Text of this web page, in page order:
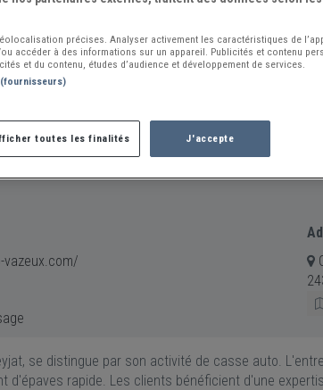
vazeux.com/
se distingue par son activité de casse auto.
d'épaves rapide. Les clients bénéficient d'une
précises. Analyser activement les caractéristiques de
accéder à des informations sur un appareil. Publicités et contenu
et du contenu, études d’audience et développement de services.
toutes les finalités J'accepte